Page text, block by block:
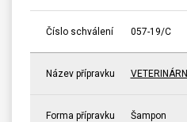
Číslo schválení 057-19/C
Název přípravku
Forma přípravku Šampon